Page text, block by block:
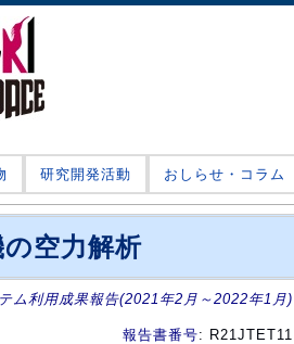
研究開発活動 おしらせ・コラム
空力解析
ム利用成果報告(2021年2月～2022年1月)
報告書番号: R21JTET11